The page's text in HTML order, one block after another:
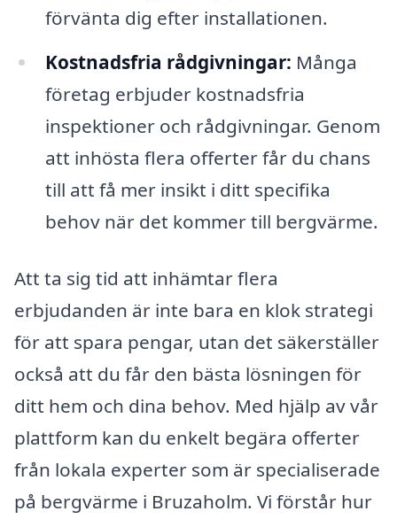
förvänta dig efter installationen.
Kostnadsfria rådgivningar: Många
företag erbjuder kostnadsfria
inspektioner och rådgivningar. Genom
att inhösta flera offerter får du chans
till att få mer insikt i ditt specifika
behov när det kommer till bergvärme.
Att ta sig tid att inhämtar flera
erbjudanden är inte bara en klok strategi
för att spara pengar, utan det säkerställer
också att du får den bästa lösningen för
ditt hem och dina behov. Med hjälp av vår
plattform kan du enkelt begära offerter
från lokala experter som är specialiserade
på bergvärme i Bruzaholm. Vi förstår hur